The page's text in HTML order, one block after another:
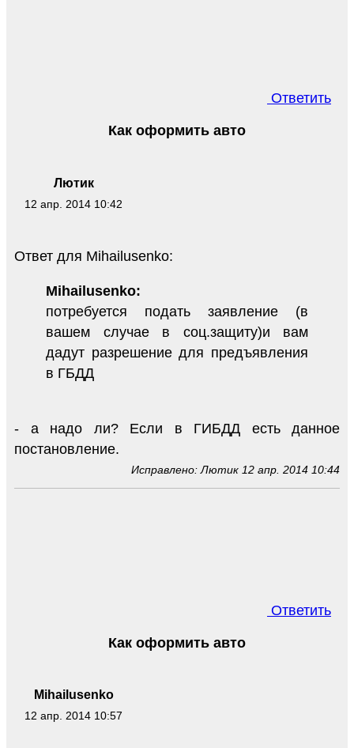
Ответить
Лютик
12 апр. 2014 10:42
Как оформить авто
Ответ для Mihailusenko:
Mihailusenko:
потребуется подать заявление (в
вашем случае в соц.защиту)и вам
дадут разрешение для предъявления
в ГБДД
- а надо ли? Если в ГИБДД есть данное
постановление.
Исправлено: Лютик 12 апр. 2014 10:44
Ответить
Mihailusenko
12 апр. 2014 10:57
Как оформить авто